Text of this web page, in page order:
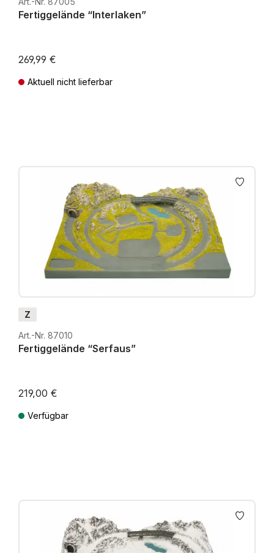
Fertiggelände “Interlaken”
269,99 €
Aktuell nicht lieferbar
Z
Art.-Nr. 87010
Fertiggelände “Serfaus”
219,00 €
Verfügbar